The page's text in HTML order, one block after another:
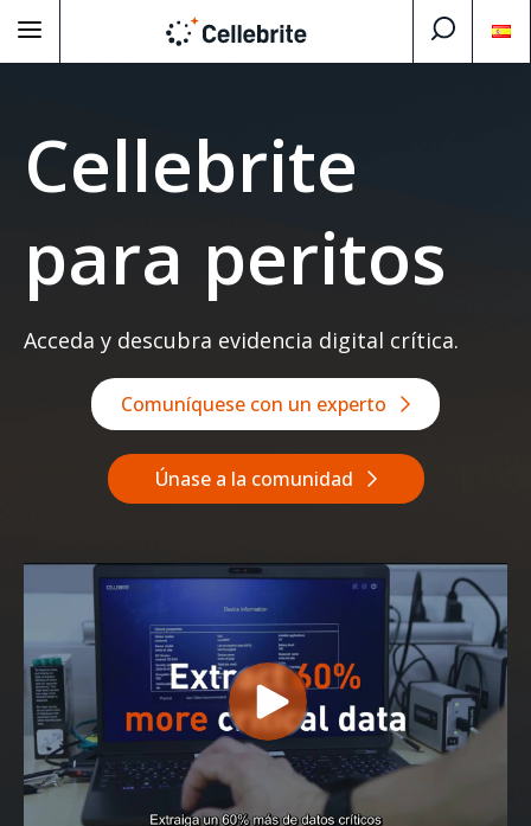
Cellebrite
para peritos
Acceda y descubra evidencia digital crítica.
Comuníquese con un experto
Únase a la comunidad